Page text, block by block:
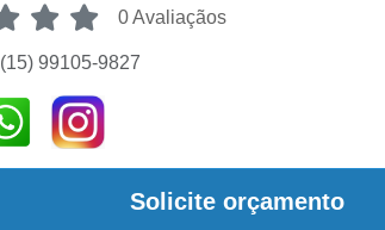
0 Avaliaçãos
(15) 99105-9827
Solicite orçamento